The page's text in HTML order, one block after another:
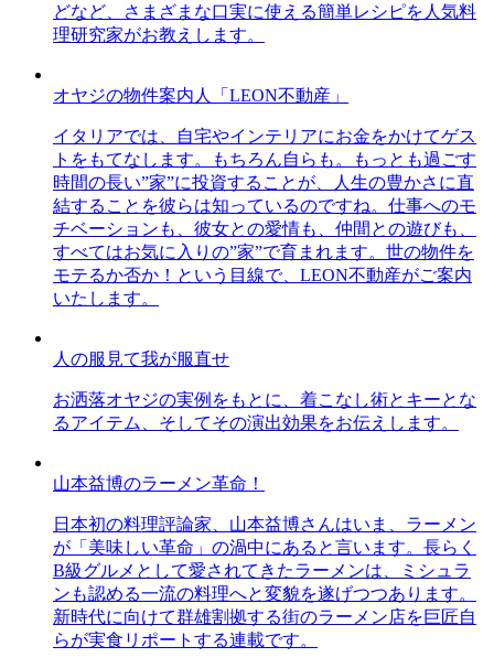
どなど、さまざまな口実に使える簡単レシピを人気料
理研究家がお教えします。
オヤジの物件案内人「LEON不動産」
イタリアでは、自宅やインテリアにお金をかけてゲス
トをもてなします。もちろん自らも。もっとも過ごす
時間の長い”家”に投資することが、人生の豊かさに直
結することを彼らは知っているのですね。仕事へのモ
チベーションも、彼女との愛情も、仲間との遊びも、
すべてはお気に入りの”家”で育まれます。世の物件を
モテるか否か！という目線で、LEON不動産がご案内
いたします。
人の服見て我が服直せ
お洒落オヤジの実例をもとに、着こなし術とキーとな
るアイテム、そしてその演出効果をお伝えします。
山本益博のラーメン革命！
日本初の料理評論家、山本益博さんはいま、ラーメン
が「美味しい革命」の渦中にあると言います。長らく
B級グルメとして愛されてきたラーメンは、ミシュラ
ンも認める一流の料理へと変貌を遂げつつあります。
新時代に向けて群雄割拠する街のラーメン店を巨匠自
らが実食リポートする連載です。